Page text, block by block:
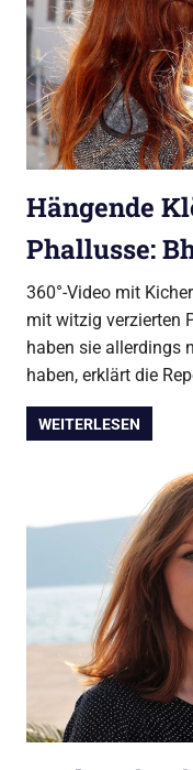
Hängende
Phallusse:
360°-Video mit
mit witzig verzierten
haben sie allerdings
haben, erklärt die
WEITERLESEN